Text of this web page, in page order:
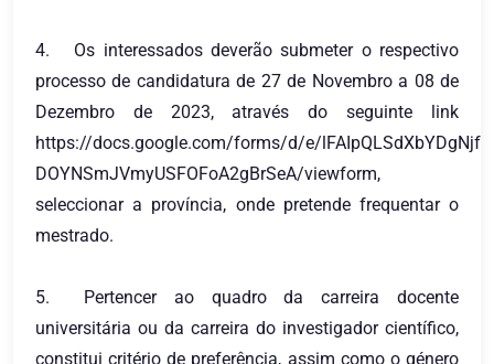
4.
Os interessados deverão submeter o respectivo
processo de candidatura de 27 de Novembro a 08 de
Dezembro de 2023, através do seguinte link
https://docs.google.com/forms/d/e/
DOYNSmJVmyUSFOFoA2gBrSeA/viewform,
seleccionar a província, onde pretende frequentar o
mestrado.
5.
Pertencer ao quadro da carreira docente
universitária ou da carreira do investigador científico,
constitui critério de preferência, assim como o género